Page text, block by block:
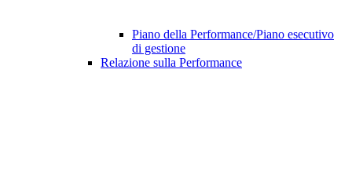
Piano della Performance/Piano esecutivo
di gestione
Relazione sulla Performance